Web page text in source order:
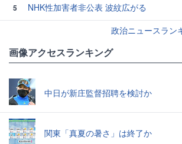
5
NHK性加害者非公表 波紋広がる
政治ニュースラン
画像アクセスランキング
中日が新庄監督招聘を検討か
関東「真夏の暑さ」は終了か